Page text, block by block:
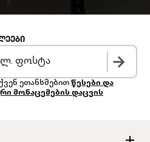
ეთანხმებით წესები და
მონაცემების დაცვის